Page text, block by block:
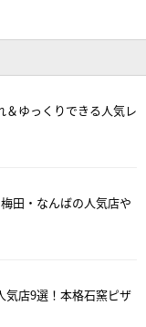
＆ゆっくりできる人気レ
田・なんばの人気店や
気店9選！本格石窯ピザ